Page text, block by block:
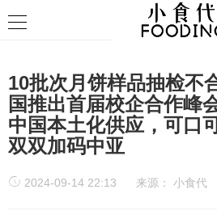
10批次月饼样品抽检不
国推出首届校企合作峰
中国本土化供应，可口
双双加码中亚
2024-09-14 22:13 来源： 小食代